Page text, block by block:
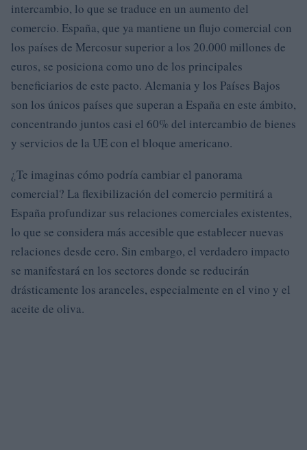
intercambio, lo que se traduce en un aumento del
comercio. España, que ya mantiene un flujo comercial con
los países de Mercosur superior a los 20.000 millones de
euros, se posiciona como uno de los principales
beneficiarios de este pacto. Alemania y los Países Bajos
son los únicos países que superan a España en este ámbito,
concentrando juntos casi el 60% del intercambio de bienes
y servicios de la UE con el bloque americano.
¿Te imaginas cómo podría cambiar el panorama
comercial? La flexibilización del comercio permitirá a
España profundizar sus relaciones comerciales existentes,
lo que se considera más accesible que establecer nuevas
relaciones desde cero. Sin embargo, el verdadero impacto
se manifestará en los sectores donde se reducirán
drásticamente los aranceles, especialmente en el vino y el
aceite de oliva.